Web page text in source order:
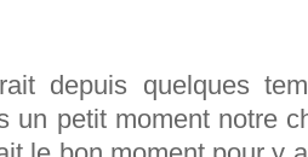
depuis quelques
un petit moment notre